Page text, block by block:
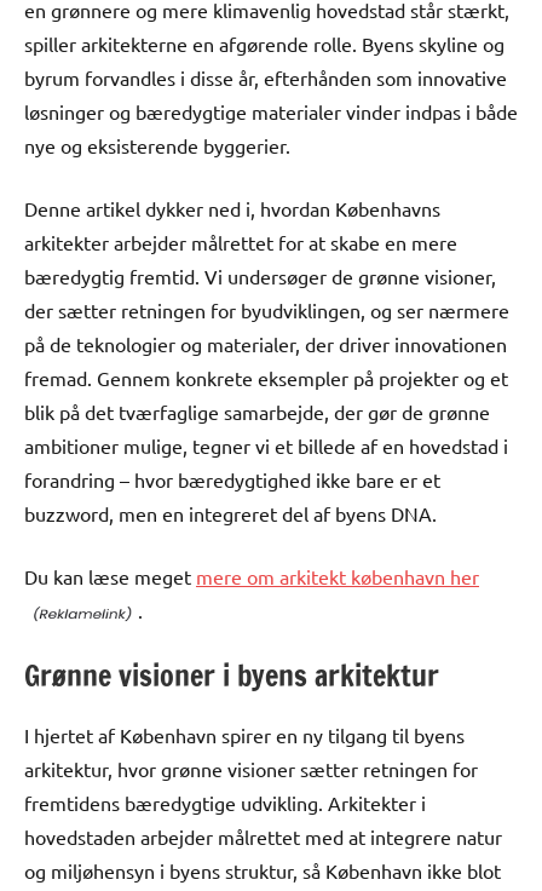
en grønnere og mere klimavenlig hovedstad står stærkt,
spiller arkitekterne en afgørende rolle. Byens skyline og
byrum forvandles i disse år, efterhånden som innovative
løsninger og bæredygtige materialer vinder indpas i både
nye og eksisterende byggerier.
Denne artikel dykker ned i, hvordan Københavns
arkitekter arbejder målrettet for at skabe en mere
bæredygtig fremtid. Vi undersøger de grønne visioner,
der sætter retningen for byudviklingen, og ser nærmere
på de teknologier og materialer, der driver innovationen
fremad. Gennem konkrete eksempler på projekter og et
blik på det tværfaglige samarbejde, der gør de grønne
ambitioner mulige, tegner vi et billede af en hovedstad i
forandring – hvor bæredygtighed ikke bare er et
buzzword, men en integreret del af byens DNA.
Du kan læse meget mere om arkitekt københavn her
.
Grønne visioner i byens arkitektur
I hjertet af København spirer en ny tilgang til byens
arkitektur, hvor grønne visioner sætter retningen for
fremtidens bæredygtige udvikling. Arkitekter i
hovedstaden arbejder målrettet med at integrere natur
og miljøhensyn i byens struktur, så København ikke blot